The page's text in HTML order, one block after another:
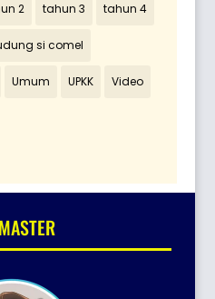
2 tahun 3 tahun 4
si comel
Umum UPKK Video